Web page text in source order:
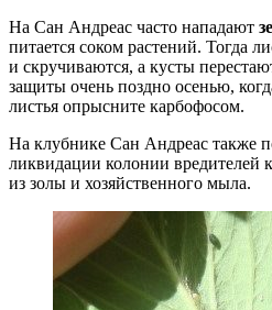
На Сан Андреас часто нападают
питается соком растений. Тогда
и скручиваются, а кусты
защиты очень поздно осенью,
листья опрысните карбофосом.
На клубнике Сан Андреас также
ликвидации колонии вредителей
из золы и хозяйственного мыла.